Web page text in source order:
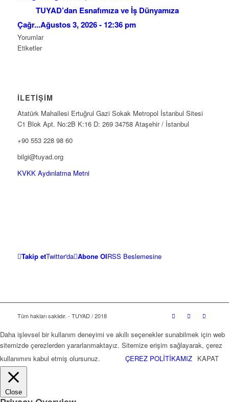
TUYAD’dan Esnafımıza ve İş Dünyamıza
Çağr...Ağustos 3, 2026 - 12:36 pm
Yorumlar
Etiketler
İLETİŞİM
Atatürk Mahallesi Ertuğrul Gazi Sokak Metropol İstanbul Sitesi
C1 Blok Apt. No:2B K:16 D: 269 34758 Ataşehir / İstanbul
+90 553 228 98 60
bilgi@tuyad.org
KVKK Aydınlatma Metni
Takip etTwitter'da Abone OlRSS Beslemesine
Tüm hakları saklıdır. - TUYAD / 2018
Daha işlevsel bir kullanım deneyimi ve akıllı seçenekler sunabilmek için web
sitemizde çerezlerden yararlanmaktayız. Sitemize erişim sağlayarak, çerez
kullanımını kabul etmiş olursunuz.
ÇEREZ POLİTİKAMIZ KAPAT
Close